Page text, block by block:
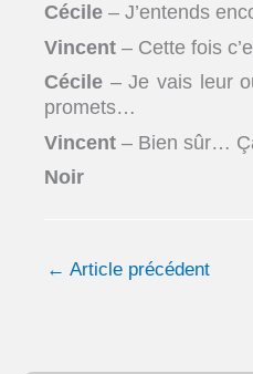
Cécile – J’entends
Vincent – Cette fois
Cécile – Je vais leur
promets…
Vincent – Bien sûr…
Noir
← Article précédent